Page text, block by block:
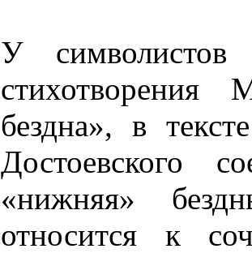
У символистов
стихотворения
бездна», в
Достоевского
«нижняя»
относится к